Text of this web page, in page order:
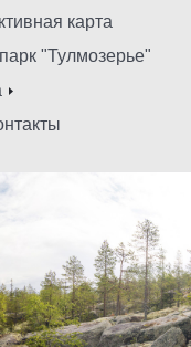
карта
"Тулмозерье"